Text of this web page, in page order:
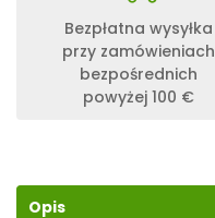
Bezpłatna wysyłka
przy zamówieniach
bezpośrednich
powyżej 100 €
Opis